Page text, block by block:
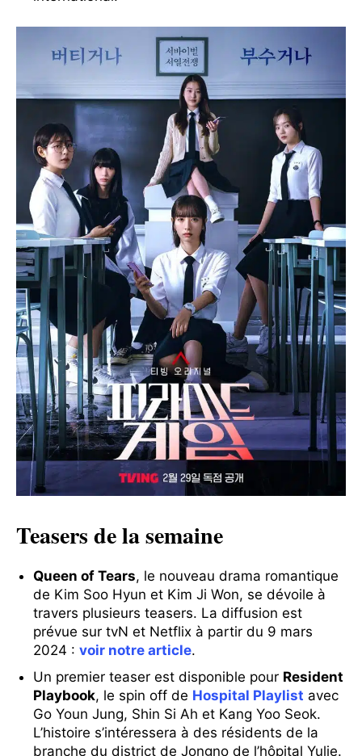
Teasers de la semaine
Queen of Tears, le nouveau drama romantique
de Kim Soo Hyun et Kim Ji Won, se dévoile à
travers plusieurs teasers. La diffusion est
prévue sur tvN et Netflix à partir du 9 mars
2024 : voir notre article.
Un premier teaser est disponible pour Resident
Playbook, le spin off de Hospital Playlist avec
Go Youn Jung, Shin Si Ah et Kang Yoo Seok.
L’histoire s’intéressera à des résidents de la
branche du district de Jongno de l’hôpital Yulje.